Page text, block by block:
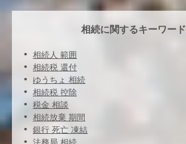
相続に関するキーワード
相続人 範囲
相続税 還付
ゆうちょ 相続
相続税 控除
税金 相談
相続放棄 期間
銀行 死亡 凍結